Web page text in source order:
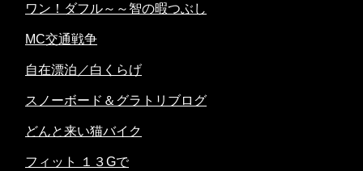
ワン！ダフル～～智の暇つぶし
MC交通戦争
自在漂泊／白くらげ
スノーボード＆グラトリブログ
どんと来い猫バイク
フィット １３Gで